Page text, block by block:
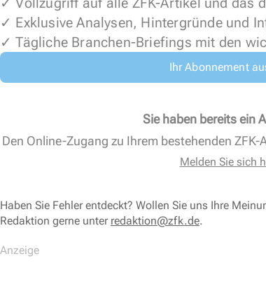
✓ Exklusive Analysen, Hintergründe und
✓ Tägliche Branchen-Briefings mit den
Ihr Abonnement
Sie haben bereits ein
Den Online-Zugang zu Ihrem bestehenden
Melden Sie sich
Haben Sie Fehler entdeckt? Wollen Sie uns Ihre
Redaktion gerne unter redaktion@zfk.de.